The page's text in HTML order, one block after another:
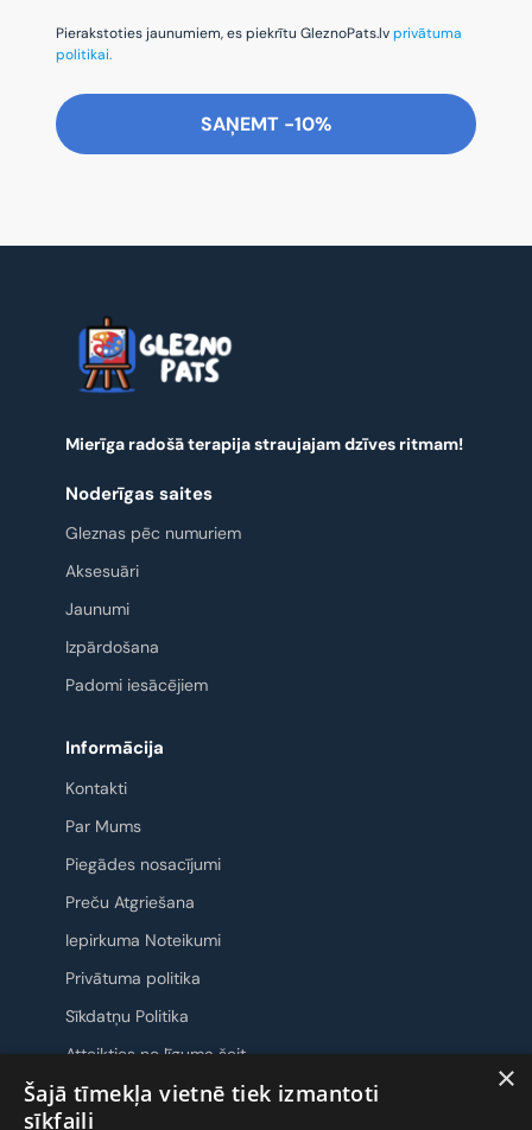
Pierakstoties jaunumiem, es piekrītu GleznoPats.lvprivātuma
politikai.
SAŅEMT -10%
Mierīga radošā terapija straujajam dzīves ritmam!
Noderīgas saites
Gleznas pēc numuriem
Aksesuāri
Jaunumi
Izpārdošana
Padomi iesācējiem
Informācija
Kontakti
Par Mums
Piegādes nosacījumi
Preču Atgriešana
Iepirkuma Noteikumi
Privātuma politika
Sīkdatņu Politika
Atteikties no līguma šeit
Sazināsimies
×
Šajā tīmekļa vietnē tiek izmantoti
sīkfaili